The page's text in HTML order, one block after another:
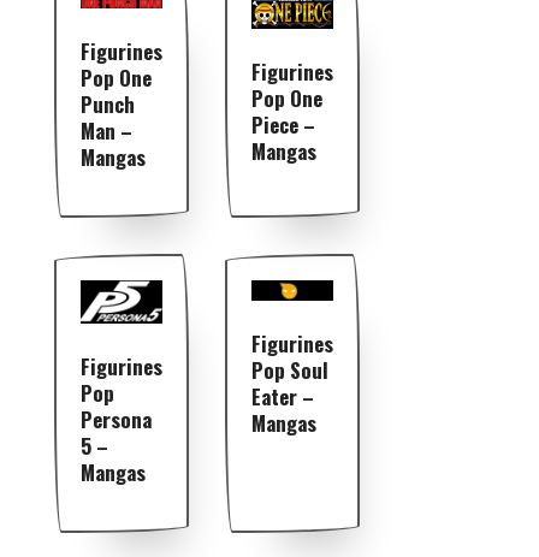
Figurines
Pop One
Punch
Man –
Mangas
Figurines
Pop One
Piece –
Mangas
Figurines
Pop
Persona
5 –
Mangas
Figurines
Pop Soul
Eater –
Mangas